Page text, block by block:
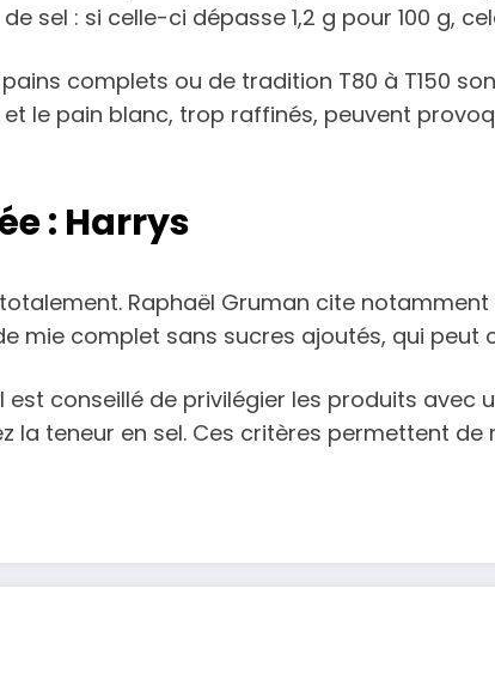
sel : si celle-ci dépasse 1,2 g pour 100 g,
complets ou de tradition T80 à T150
le pain blanc, trop raffinés, peuvent
: Harrys
Raphaël Gruman cite
mie complet sans sucres ajoutés, qui
conseillé de privilégier les produits avec
la teneur en sel. Ces critères permettent